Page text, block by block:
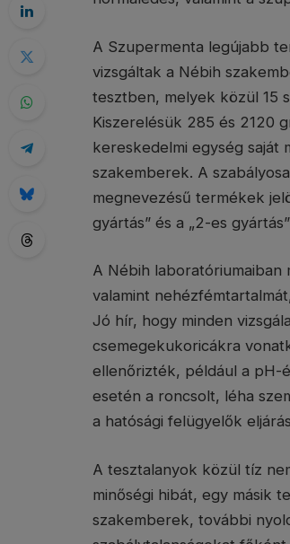
A Szupermenta legújabb
vizsgáltak a Nébih
tesztben, melyek közül 15
Kiszerelésük 285 és 2120
kereskedelmi egység saját
szakemberek. A
megnevezésű termékek
gyártás” és a „2-es
A Nébih
valamint
Jó hír, hogy minden
csemegekukoricákra
ellenőrizték, például a pH-
esetén a roncsolt, léha
a hatósági felügyelők
A tesztalanyok közül tíz
minőségi hibát, egy másik
szakemberek, további